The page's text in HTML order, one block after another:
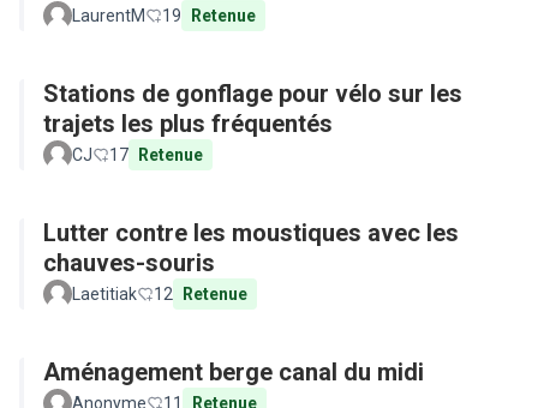
LaurentM 19 Retenue
Stations de gonflage pour vélo sur les
trajets les plus fréquentés
CJ 17 Retenue
Lutter contre les moustiques avec les
chauves-souris
Laetitiak 12 Retenue
Aménagement berge canal du midi
Anonyme 11 Retenue